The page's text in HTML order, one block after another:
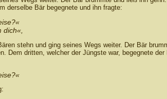
derselbe Bär begegnete und ihn fragte:
dich«,
stehn und ging seines Wegs weiter. Der Bär
Dem dritten, welcher der Jüngste war, begegnete der